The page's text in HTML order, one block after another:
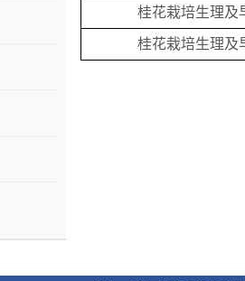
桂花栽培生理及
桂花栽培生理及